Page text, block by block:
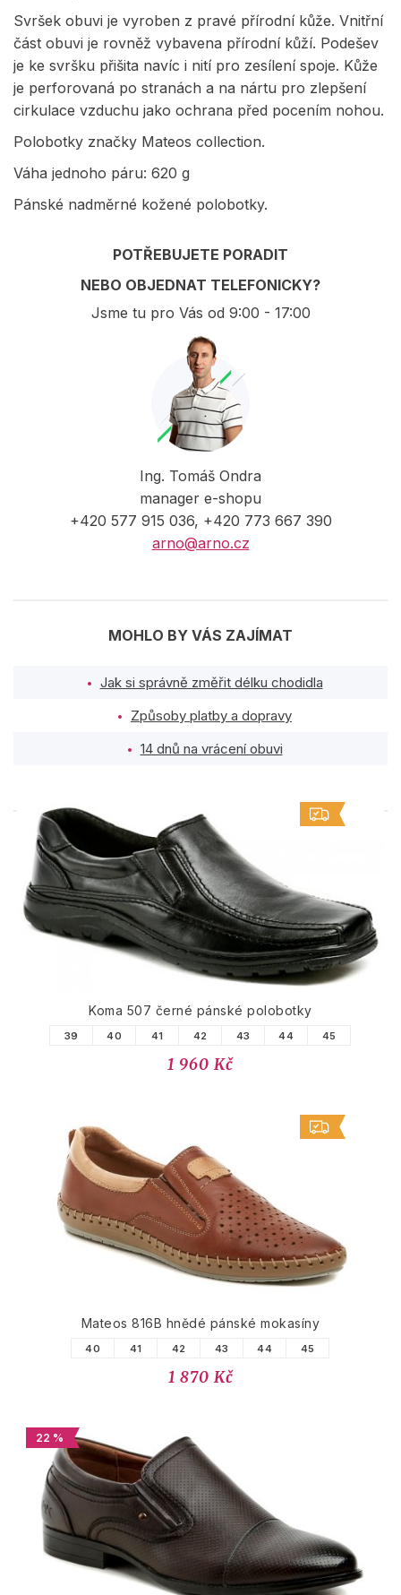
Svršek obuvi je vyroben z pravé přírodní kůže. Vnitřní
část obuvi je rovněž vybavena přírodní kůží. Podešev
je ke svršku přišita navíc i nití pro zesílení spoje. Kůže
je perforovaná po stranách a na nártu pro zlepšení
cirkulace vzduchu jako ochrana před pocením nohou.
Polobotky značky Mateos collection.
Váha jednoho páru: 620 g
Pánské nadměrné kožené polobotky.
POTŘEBUJETE PORADIT
NEBO OBJEDNAT TELEFONICKY?
Jsme tu pro Vás od 9:00 - 17:00
Ing. Tomáš Ondra
manager e-shopu
+420 577 915 036, +420 773 667 390
arno@arno.cz
MOHLO BY VÁS ZAJÍMAT
Jak si správně změřit délku chodidla
Způsoby platby a dopravy
14 dnů na vrácení obuvi
PODOBNÉ PRODUKTY
Koma 507 černé pánské polobotky
39 40 41 42 43 44 45
1 960 Kč
Mateos 816B hnědé pánské mokasíny
40 41 42 43 44 45
1 870 Kč
22 %